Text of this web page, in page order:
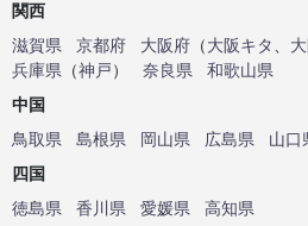
関西
滋賀県
京都府 大阪府 （大阪キタ
兵庫県 （神戸） 奈良県
和歌山県
中国
鳥取県
島根県 岡山県 広島県
山口
四国
徳島県
香川県 愛媛県
高知県